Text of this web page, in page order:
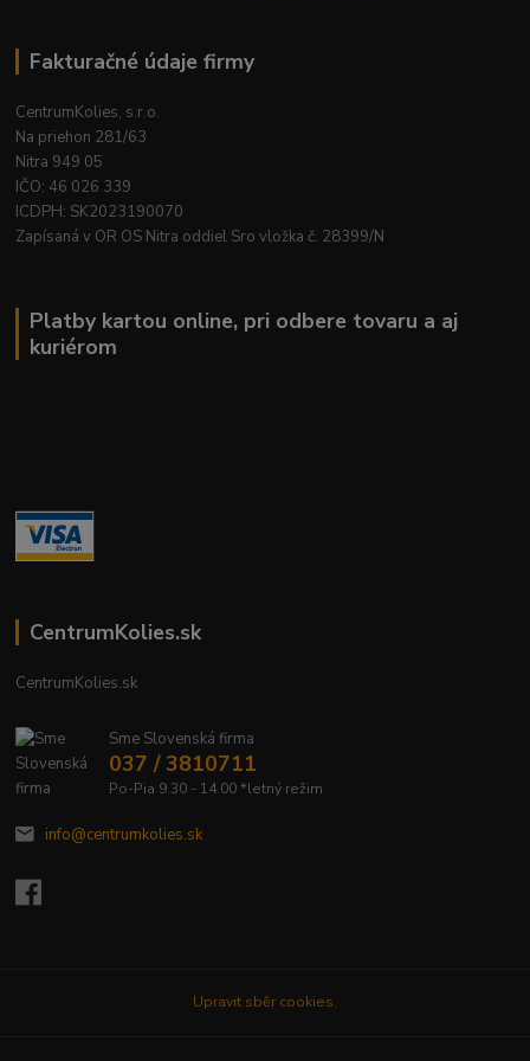
Fakturačné údaje firmy
CentrumKolies, s.r.o.
Na priehon 281/63
Nitra 949 05
IČO: 46 026 339
ICDPH: SK2023190070
Zapísaná v OR OS Nitra oddiel Sro vložka č. 28399/N
Platby kartou online, pri odbere tovaru a aj
kuriérom
CentrumKolies.sk
CentrumKolies.sk
Sme Slovenská firma
037 / 3810711
Po-Pia 9.30 - 14.00 *letný režim
info@centrumkolies.sk
Upravit sběr cookies.